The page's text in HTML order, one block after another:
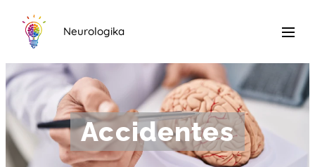
Neurologika
Accidentes